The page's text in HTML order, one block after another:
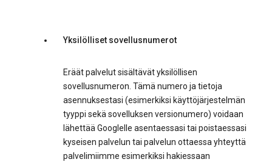
Yksilölliset sovellusnumerot
Eräät palvelut sisältävät yksilöllisen
sovellusnumeron. Tämä numero ja tietoja
asennuksestasi (esimerkiksi käyttöjärjestelmän
tyyppi sekä sovelluksen versionumero) voidaan
lähettää Googlelle asentaessasi tai poistaessasi
kyseisen palvelun tai palvelun ottaessa yhteyttä
palvelimiimme esimerkiksi hakiessaan